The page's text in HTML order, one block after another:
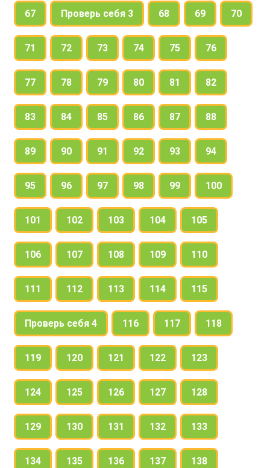
67 Проверь себя 3 68 69 70
71 72 73 74 75 76
77 78 79 80 81 82
83 84 85 86 87 88
89 90 91 92 93 94
95 96 97 98 99 100
101 102 103 104 105
106 107 108 109 110
111 112 113 114 115
Проверь себя 4 116 117 118
119 120 121 122 123
124 125 126 127 128
129 130 131 132 133
134 135 136 137 138